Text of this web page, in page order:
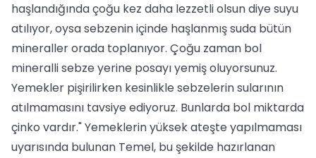
haşlandığında çoğu kez daha lezzetli olsun diye suyu
atılıyor, oysa sebzenin içinde haşlanmış suda bütün
mineraller orada toplanıyor. Çoğu zaman bol
mineralli sebze yerine posayı yemiş oluyorsunuz.
Yemekler pişirilirken kesinlikle sebzelerin sularının
atılmamasını tavsiye ediyoruz. Bunlarda bol miktarda
çinko vardır." Yemeklerin yüksek ateşte yapılmaması
uyarısında bulunan Temel, bu şekilde hazırlanan